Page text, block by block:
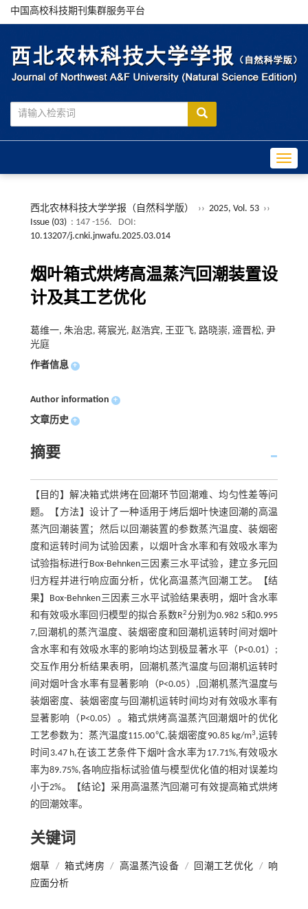
中国高校科技期刊集群服务平台
西北农林科技大学学报（自然科学版） ›› 2025, Vol. 53 ››
Issue (03) : 147 -156.
DOI:
10.13207/j.cnki.jnwafu.2025.03.014
烟叶箱式烘烤高温蒸汽回潮装置设
计及其工艺优化
葛维一, 朱治忠, 蒋宸光, 赵浩宾, 王亚飞, 路晓崇, 遆晋松, 尹
光庭
作者信息 +
Author information +
文章历史 +
摘要
【目的】解决箱式烘烤在回潮环节回潮难、均匀性差等问
题。【方法】设计了一种适用于烤后烟叶快速回潮的高温
蒸汽回潮装置；然后以回潮装置的参数蒸汽温度、装烟密
度和运转时间为试验因素，以烟叶含水率和有效吸水率为
试验指标进行Box-Behnken三因素三水平试验，建立多元回
归方程并进行响应面分析，优化高温蒸汽回潮工艺。【结
果】Box-Behnken三因素三水平试验结果表明，烟叶含水率
和有效吸水率回归模型的拟合系数R2分别为0.982 5和0.995
7,回潮机的蒸汽温度、装烟密度和回潮机运转时间对烟叶
含水率和有效吸水率的影响均达到极显著水平（P<0.01）;
交互作用分析结果表明，回潮机蒸汽温度与回潮机运转时
间对烟叶含水率有显著影响（P<0.05）,回潮机蒸汽温度与
装烟密度、装烟密度与回潮机运转时间均对有效吸水率有
显著影响（P<0.05）。箱式烘烤高温蒸汽回潮烟叶的优化
工艺参数为：蒸汽温度115.00℃,装烟密度90.85 kg/m3,运转
时间3.47 h,在该工艺条件下烟叶含水率为17.71%,有效吸水
率为89.75%,各响应指标试验值与模型优化值的相对误差均
小于2%。【结论】采用高温蒸汽回潮可有效提高箱式烘烤
的回潮效率。
关键词
烟草 / 箱式烤房 / 高温蒸汽设备 / 回潮工艺优化 / 响
应面分析